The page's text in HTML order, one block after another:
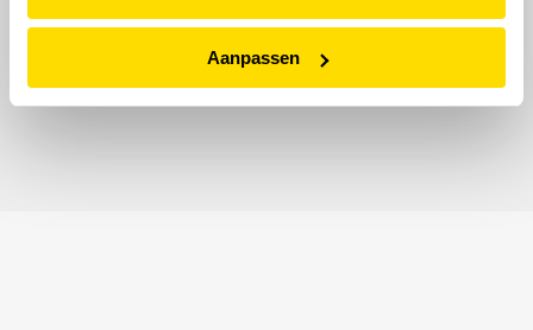
Aanpassen